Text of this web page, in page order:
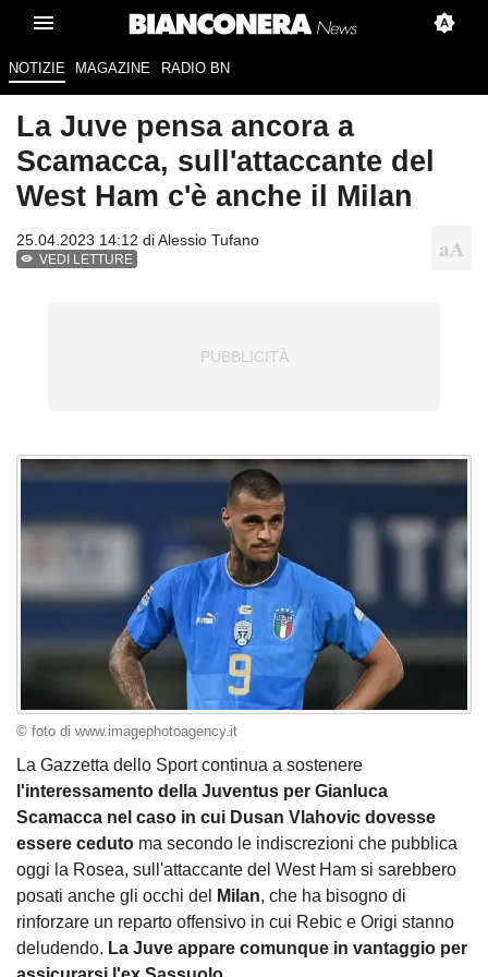
NOTIZIE MAGAZINE RADIO BN
La Juve pensa ancora a
Scamacca, sull'attaccante del
West Ham c'è anche il Milan
25.04.2023 14:12 diAlessio Tufano
VEDI LETTURE
© foto di www.imagephotoagency.it
La Gazzetta dello Sport continua a sostenere
l'interessamento della Juventus per Gianluca
Scamacca nel caso in cui Dusan Vlahovic dovesse
essere ceduto ma secondo le indiscrezioni che pubblica
oggi la Rosea, sull'attaccante del West Ham si sarebbero
posati anche gli occhi del
Milan, che ha bisogno di
rinforzare un reparto offensivo in cui Rebic e Origi stanno
deludendo. La Juve appare comunque in vantaggio per